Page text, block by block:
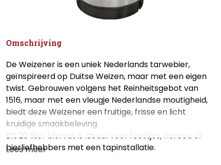
Omschrijving
De Weizener is een uniek Nederlands tarwebier,
geïnspireerd op Duitse Weizen, maar met een eigen
twist. Gebrouwen volgens het Reinheitsgebot van
1516, maar met een vleugje Nederlandse moutigheid,
biedt deze Weizener een fruitige, frisse en licht
kruidige smaakbeleving.
Dit 20 liter biervat is ideaal voor feestjes, horeca of
bierliefhebbers met een tapinstallatie.
Lees meer